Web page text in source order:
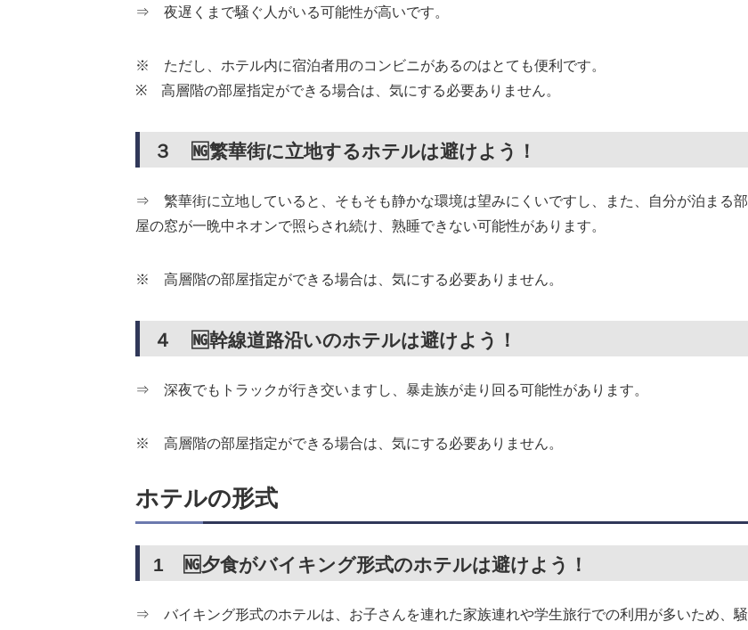
⇒ 夜遅くまで騒ぐ人がいる可能性が高いです。
※ ただし、ホテル内に宿泊者用のコンビニがあるのはとても便利です。
※ 高層階の部屋指定ができる場合は、気にする必要ありません。
３ 🆖繁華街に立地するホテルは避けよう！
⇒ 繁華街に立地していると、そもそも静かな環境は望みにくいですし、また、自分が泊まる部
屋の窓が一晩中ネオンで照らされ続け、熟睡できない可能性があります。
※ 高層階の部屋指定ができる場合は、気にする必要ありません。
４ 🆖幹線道路沿いのホテルは避けよう！
⇒ 深夜でもトラックが行き交いますし、暴走族が走り回る可能性があります。
※ 高層階の部屋指定ができる場合は、気にする必要ありません。
ホテルの形式
1 🆖夕食がバイキング形式のホテルは避けよう！
⇒ バイキング形式のホテルは、お子さんを連れた家族連れや学生旅行での利用が多いため、騒